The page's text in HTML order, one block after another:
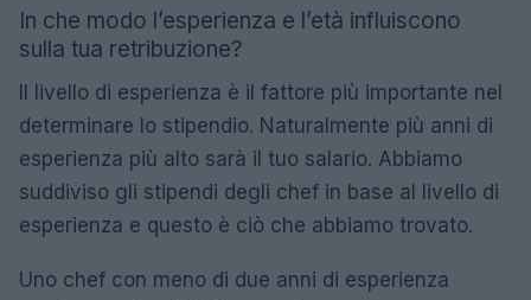
In che modo l’esperienza e l’età influiscono
sulla tua retribuzione?
Il livello di esperienza è il fattore più importante nel
determinare lo stipendio. Naturalmente più anni di
esperienza più alto sarà il tuo salario. Abbiamo
suddiviso gli stipendi degli chef in base al livello di
esperienza e questo è ciò che abbiamo trovato.
Uno chef con meno di due anni di esperienza